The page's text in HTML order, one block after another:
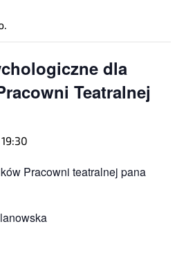
dla
Teatralnej
19:30
Pracowni teatralnej pana